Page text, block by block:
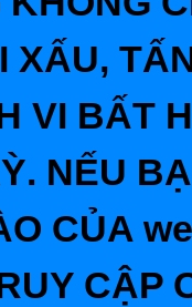
XẤU,
VI BẤT
NẾU
CỦA
CẬP